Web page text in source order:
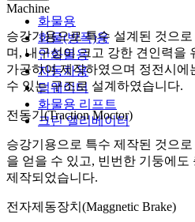
화물용
화물(방폭)용
인화물용
자동차용
덤웨이터
화물용 리프트
크린 엘리베이터
Machine
승강기용으로 특수 설계된 것으
며, 내구성이 크고 강한 견인력을
가공하여 제작하였으며 정전시에
수 있는 구조로 설계하였습니다.
전동기(Traction Moctor)
승강기용으로 특수 제작된 것으
을 얻을 수 있고, 빈번한 기둥에도
제작되었습니다.
전자제동장치(Maggnetic Brake)